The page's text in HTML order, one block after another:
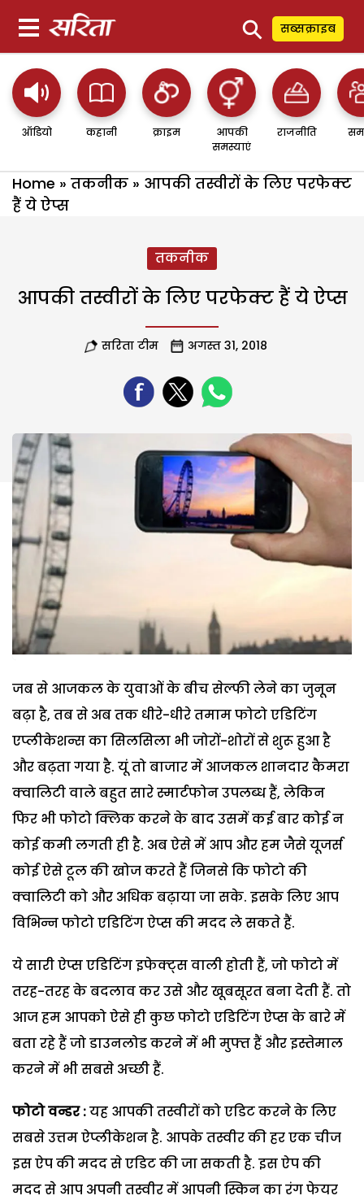
⚲ सब्सक्राइब
ऑडियो कहानी क्राइम
आपकी
समस्याएं
राजनीति
Home » तकनीक » आपकी तस्वीरों के लिए परफेक्ट
हैं ये ऐप्स
तकनीक
आपकी तस्वीरों के लिए परफेक्ट हैं ये ऐप्स
सरिता टीम अगस्त 31, 2018
जब से आजकल के युवाओं के बीच सेल्फी लेने का जुनून
बढ़ा है, तब से अब तक धीरे-धीरे तमाम फोटो एडिटिंग
एप्लीकेशन्स का सिलसिला भी जोरों-शोरों से शुरू हुआ है
और बढ़ता गया है. यूं तो बाजार में आजकल शानदार कैमरा
क्वालिटी वाले बहुत सारे स्मार्टफोन उपलब्ध हैं, लेकिन
फिर भी फोटो क्लिक करने के बाद उसमें कई बार कोई न
कोई कमी लगती ही है. अब ऐसे में आप और हम जैसे यूजर्स
कोई ऐसे टूल की खोज करते हैं जिनसे कि फोटो की
क्वालिटी को और अधिक बढ़ाया जा सके. इसके लिए आप
विभिन्न फोटो एडिटिंग ऐप्स की मदद ले सकते हैं.
ये सारी ऐप्स एडिटिंग इफेक्ट्स वाली होती हैं, जो फोटो में
तरह-तरह के बदलाव कर उसे और खूबसूरत बना देती हैं. तो
आज हम आपको ऐसे ही कुछ फोटो एडिटिंग ऐप्स के बारे में
बता रहे हैं जो डाउनलोड करने में भी मुफ्त हैं और इस्तेमाल
करने में भी सबसे अच्छी हैं.
फोटो वन्डर:यह आपकी तस्वीरों को एडिट करने के लिए
सबसे उत्तम ऐप्लीकेशन है. आपके तस्वीर की हर एक चीज
इस ऐप की मदद से एडिट की जा सकती है. इस ऐप की
मदद से आप अपनी तस्वीर में आपनी स्किन का रंग फेयर